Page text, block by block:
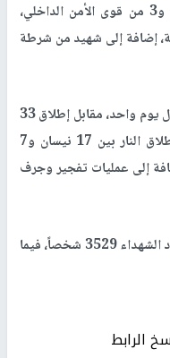
من آذار 2026: 29 من الجيش اللبناني، و3 من قوى الأمن الداخلي،
و13 من أمن الدولة، إضافة إلى شهيد من شرطة
كما أشار إلى تنفيذ 70 غارة إسرائيلية خلال يوم واحد، مقابل إطلاق 33
صاروخاً، في حين بلغت خروقات وقف إطلاق النار بين 17 نيسان و7
جوية، إضافة إلى عمليات تفجير وجرف
ووفق المعطيات ذاتها، فقد بلغ إجمالي عدد الشهداء 3529 شخصاً، فيما
الرابط